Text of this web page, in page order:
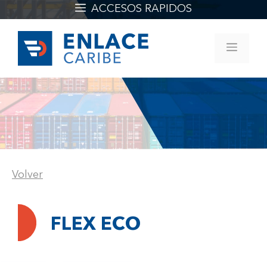
contenido
ACCESOS RAPIDOS
Volver
FLEX ECO